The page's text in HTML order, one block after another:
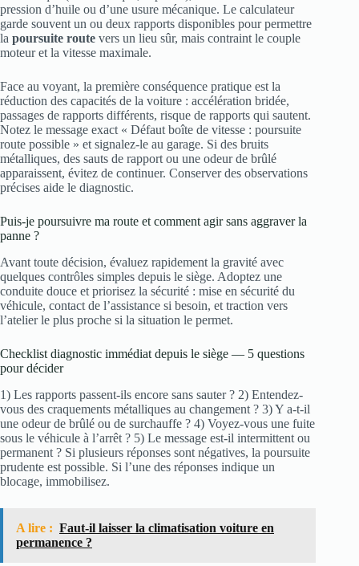
pression d’huile ou d’une usure mécanique. Le calculateur
garde souvent un ou deux rapports disponibles pour permettre
la poursuite route vers un lieu sûr, mais contraint le couple
moteur et la vitesse maximale.
Face au voyant, la première conséquence pratique est la
réduction des capacités de la voiture : accélération bridée,
passages de rapports différents, risque de rapports qui sautent.
Notez le message exact « Défaut boîte de vitesse : poursuite
route possible » et signalez-le au garage. Si des bruits
métalliques, des sauts de rapport ou une odeur de brûlé
apparaissent, évitez de continuer. Conserver des observations
précises aide le diagnostic.
Puis-je poursuivre ma route et comment agir sans aggraver la
panne ?
Avant toute décision, évaluez rapidement la gravité avec
quelques contrôles simples depuis le siège. Adoptez une
conduite douce et priorisez la sécurité : mise en sécurité du
véhicule, contact de l’assistance si besoin, et traction vers
l’atelier le plus proche si la situation le permet.
Checklist diagnostic immédiat depuis le siège — 5 questions
pour décider
1) Les rapports passent-ils encore sans sauter ? 2) Entendez-
vous des craquements métalliques au changement ? 3) Y a-t-il
une odeur de brûlé ou de surchauffe ? 4) Voyez-vous une fuite
sous le véhicule à l’arrêt ? 5) Le message est-il intermittent ou
permanent ? Si plusieurs réponses sont négatives, la poursuite
prudente est possible. Si l’une des réponses indique un
blocage, immobilisez.
A lire : Faut-il laisser la climatisation voiture en
permanence ?